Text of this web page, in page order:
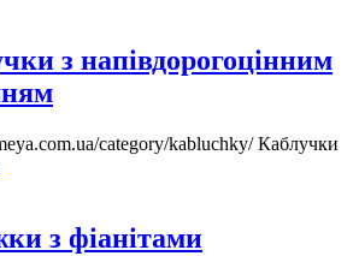
з напівдорогоцінним
category/kabluchky/Каблучки
з фіанітами